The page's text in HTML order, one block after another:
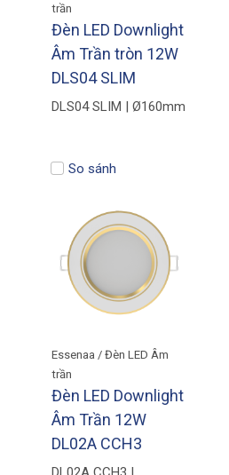
trần
Đèn LED Downlight
Âm Trần tròn 12W
DLS04 SLIM
DLS04 SLIM | Ø160mm
Essenaa / Đèn LED Âm
trần
Đèn LED Downlight
Âm Trần 12W
DL02A CCH3
So sánh